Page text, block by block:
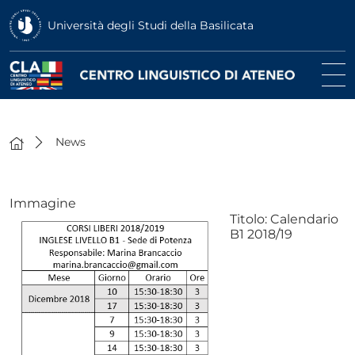
Università degli Studi della Basilicata
News
Immagine
Titolo: Calendario
B1 2018/19